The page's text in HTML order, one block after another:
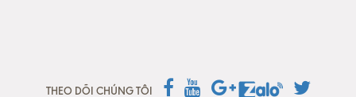
THEO DÕI CHÚNG TÔI